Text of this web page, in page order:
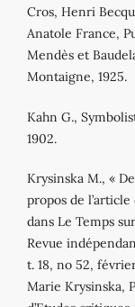
Cros, Henri
Anatole France,
Mendès et
Montaigne, 1925.
Kahn G.,
1902.
Krysinska M., «
propos de
dans Le Temps
Revue
t. 18, no 52,
Marie Krysinska,